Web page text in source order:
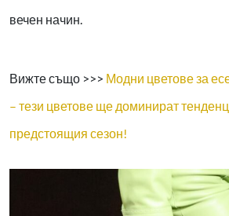
вечен начин.
Вижте също >>> Модни цветове за
– тези цветове ще доминират
предстоящия сезон!